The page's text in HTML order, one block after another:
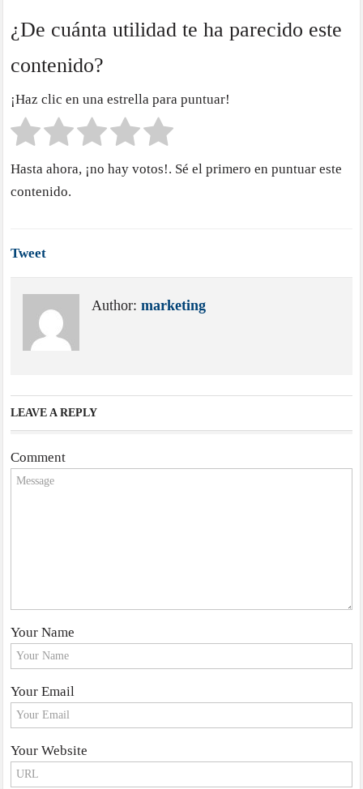
¿De cuánta utilidad te ha parecido este
contenido?
¡Haz clic en una estrella para puntuar!
Hasta ahora, ¡no hay votos!. Sé el primero en puntuar este
contenido.
Tweet
Author:marketing
LEAVE A REPLY
Comment
Your Name
Your Email
Your Website